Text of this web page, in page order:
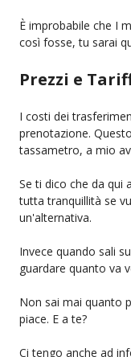
È improbabile che I
così fosse, tu sarai
Prezzi e
I costi dei
prenotazione.
tassametro, a mio
Se ti dico che da qui
tutta tranquillità se
un'alternativa.
Invece quando sali
guardare quanto va
Non sai mai quanto
piace. E a te?
Ci tengo anche ad